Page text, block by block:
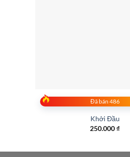
Đã bán 486
Khởi Đầu
250.000₫